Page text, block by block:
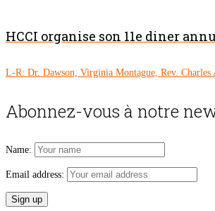
HCCI organise son 11e diner
L-R: Dr. Dawson, Virginia Montague, Rev.
Abonnez-vous à notre
Name:
Email address: